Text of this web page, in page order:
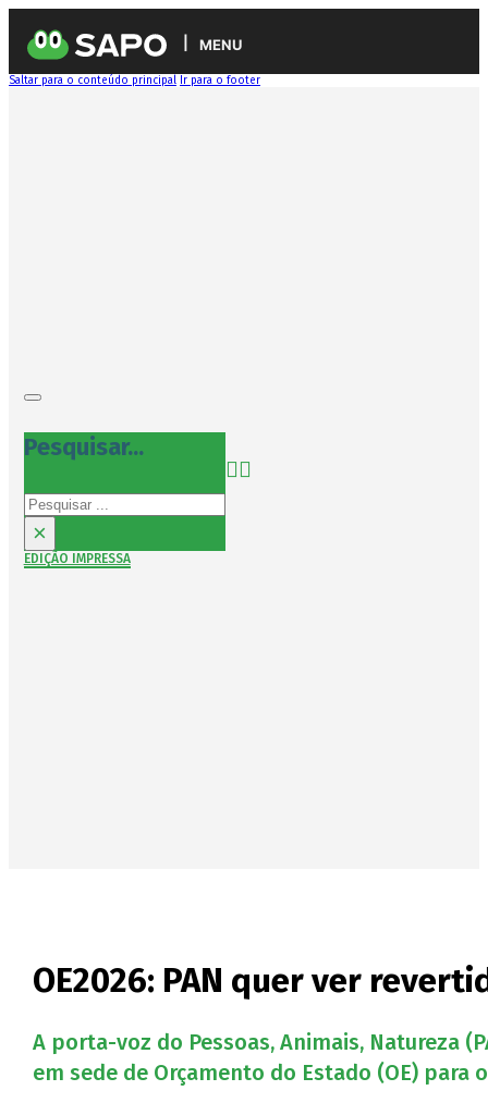
MENU
Saltar para o conteúdo principal Ir para o footer
Pesquisar...
Pesquisar
×
EDIÇÃO IMPRESSA
OE2026: PAN quer ver
A porta-voz do Pessoas, Animais, Natureza
em sede de Orçamento do Estado (OE)